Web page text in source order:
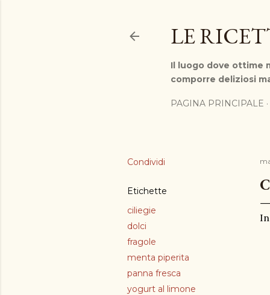
LE
Il luogo dove ottime
comporre deliziosi
PAGINA PRINCIPALE
Condividi
Etichette
ciliegie
dolci
fragole
menta piperita
panna fresca
yogurt al limone